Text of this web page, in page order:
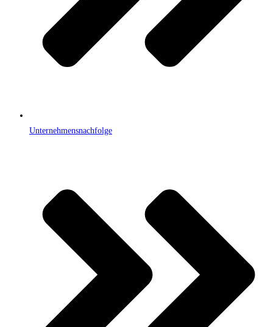
Unternehmensnachfolge